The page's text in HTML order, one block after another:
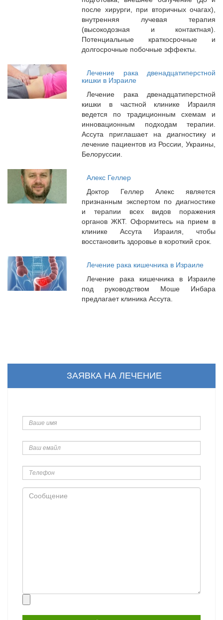
после хирурги, при вторичных очагах),
внутренняя лучевая терапия
(высокодозная и контактная).
Потенциальные краткосрочные и
долгосрочные побочные эффекты.
Лечение рака двенадцатиперстной
кишки в Израиле
Лечение рака двенадцатиперстной
кишки в частной клинике Израиля
ведется по традиционным схемам и
инновационным подходам терапии.
Ассута приглашает на диагностику и
лечение пациентов из России, Украины,
Белоруссии.
Алекс Геллер
Доктор Геллер Алекс является
признанным экспертом по диагностике
и терапии всех видов поражения
органов ЖКТ. Оформитесь на прием в
клинике Ассута Израиля, чтобы
восстановить здоровье в короткий срок.
Лечение рака кишечника в Израиле
Лечение рака кишечника в Израиле
под руководством Моше Инбара
предлагает клиника Ассута.
ЗАЯВКА НА ЛЕЧЕНИЕ
имя
емайл
Сообщение